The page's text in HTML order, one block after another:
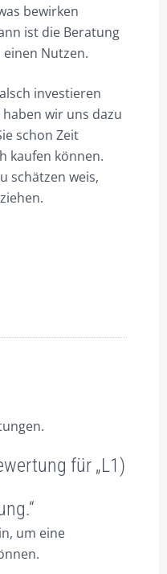
bewirken
ist die Beratung
Nutzen.
investieren
wir uns dazu
schon Zeit
kaufen können.
schätzen weis,
für „L1)
um eine